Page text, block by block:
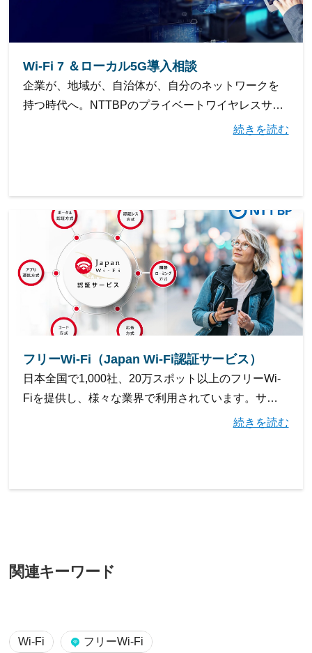
Wi-Fi 7 ＆ローカル5G導⼊相談
企業が、地域が、自治体が、自分のネットワークを
持つ時代へ。NTTBPのプライベートワイヤレスサー
ビスで高密度・高品質な無線通信環境を、広範なエ
続きを読む
フリーWi-Fi（Japan Wi-Fi認証サービス）
日本全国で1,000社、20万スポット以上のフリーWi-
Fiを提供し、様々な業界で利用されています。サー
ビスの特長や導入実績、コストミニマムな構築方
続きを読む
関連キーワード
Wi-Fi フリーWi-Fi